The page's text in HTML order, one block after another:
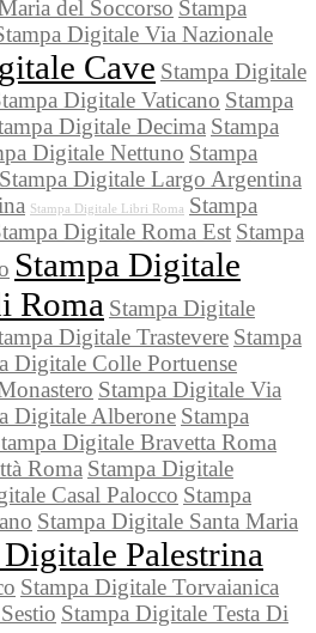
del Soccorso Stampa
Digitale Via Nazionale
Cave Stampa Digitale
Digitale Vaticano Stampa
Digitale Decima Stampa
Digitale Nettuno Stampa
Stampa Digitale Largo Argentina
Stampa Digitale Libri Roma Stampa
Digitale Roma Est Stampa
Stampa Digitale
Roma Stampa Digitale
Digitale Trastevere Stampa
Digitale Colle Portuense
Stampa Digitale Via
Digitale Alberone Stampa
Digitale Bravetta Roma
Roma Stampa Digitale
Casal Palocco Stampa
Stampa Digitale Santa Maria
Digitale Palestrina
Stampa Digitale Torvaianica
Stampa Digitale Testa Di